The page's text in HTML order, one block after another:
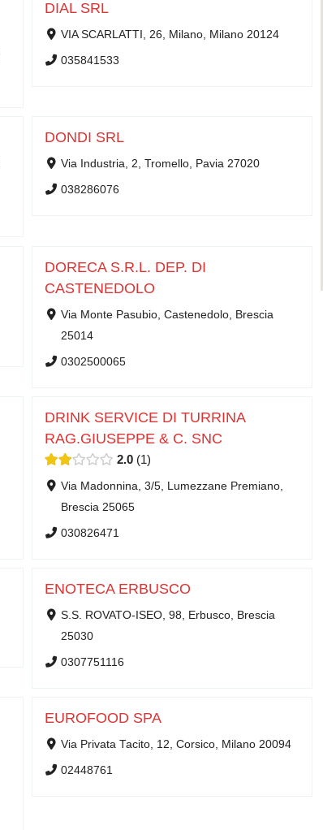
DIAL SRL
VIA SCARLATTI, 26, Milano, Milano 20124
035841533
DONDI SRL
Via Industria, 2, Tromello, Pavia 27020
038286076
DORECA S.R.L. DEP. DI
CASTENEDOLO
Via Monte Pasubio, Castenedolo, Brescia
25014
0302500065
DRINK SERVICE DI TURRINA
RAG.GIUSEPPE & C. SNC
2.0 1
Via Madonnina, 3/5, Lumezzane Premiano,
Brescia 25065
030826471
ENOTECA ERBUSCO
S.S. ROVATO-ISEO, 98, Erbusco, Brescia
25030
0307751116
EUROFOOD SPA
Via Privata Tacito, 12, Corsico, Milano 20094
02448761